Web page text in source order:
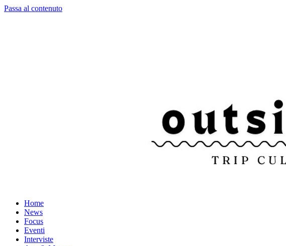
Passa al contenuto
Home
News
Focus
Eventi
Interviste